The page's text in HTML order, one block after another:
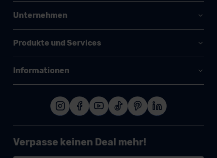
Unternehmen
Produkte und Services
Informationen
Verpasse keinen Deal mehr!